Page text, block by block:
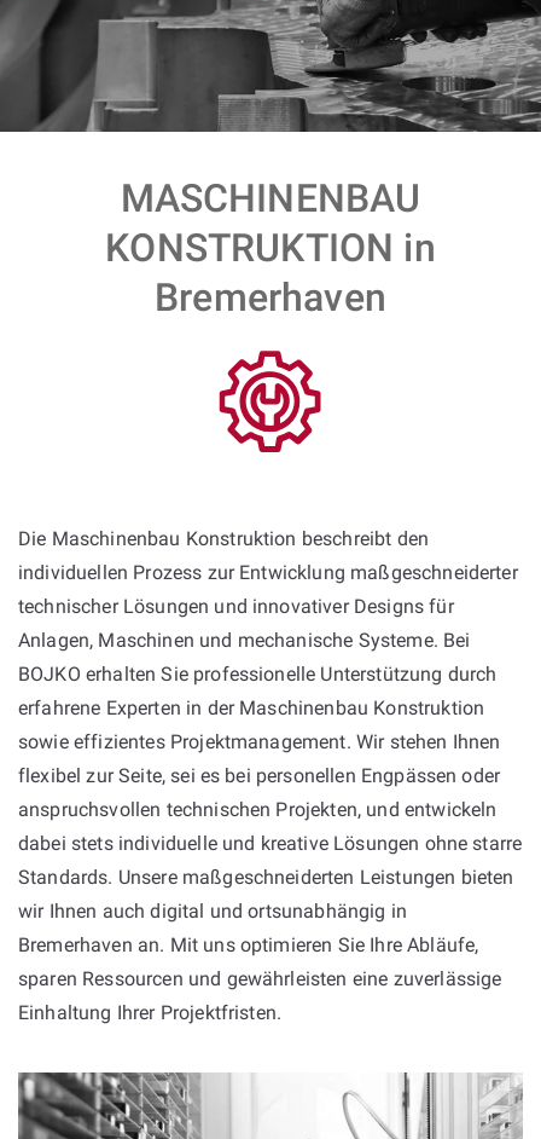
MASCHINENBAU
KONSTRUKTION in
Bremerhaven
Die Maschinenbau Konstruktion beschreibt den
individuellen Prozess zur Entwicklung maßgeschneiderter
technischer Lösungen und innovativer Designs für
Anlagen, Maschinen und mechanische Systeme. Bei
BOJKO erhalten Sie professionelle Unterstützung durch
erfahrene Experten in der Maschinenbau Konstruktion
sowie effizientes Projektmanagement. Wir stehen Ihnen
flexibel zur Seite, sei es bei personellen Engpässen oder
anspruchsvollen technischen Projekten, und entwickeln
dabei stets individuelle und kreative Lösungen ohne starre
Standards. Unsere maßgeschneiderten Leistungen bieten
wir Ihnen auch digital und ortsunabhängig in
Bremerhaven an. Mit uns optimieren Sie Ihre Abläufe,
sparen Ressourcen und gewährleisten eine zuverlässige
Einhaltung Ihrer Projektfristen.